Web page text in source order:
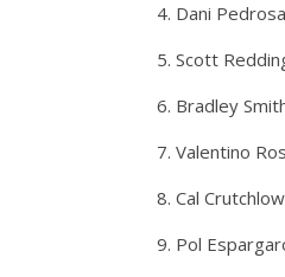
4. Dani
5. Scott
6. Bradley
7. Valentino
8. Cal
9. Pol